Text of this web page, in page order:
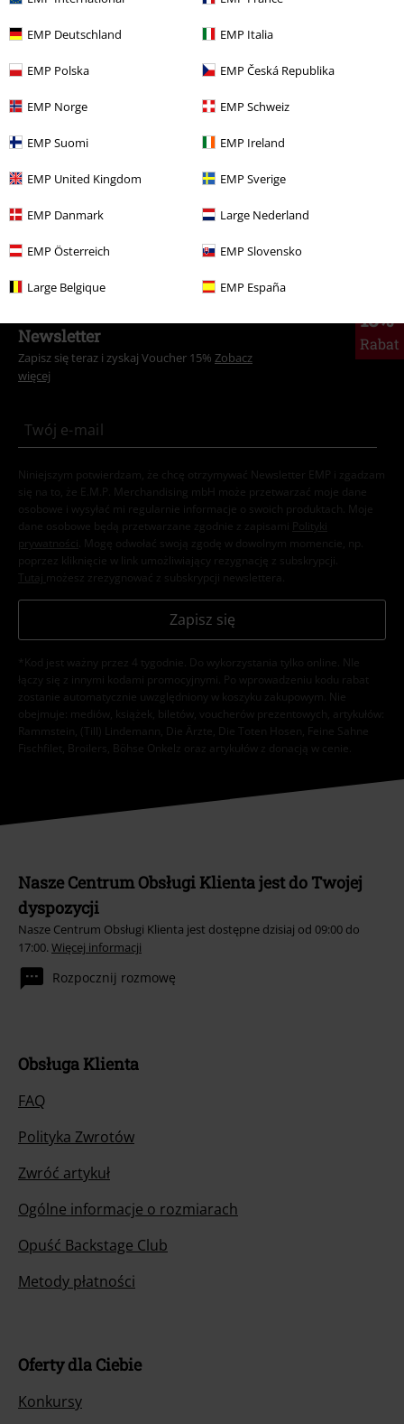
EMP Deutschland EMP Italia
EMP Polska EMP Česká Republika
EMP Norge EMP Schweiz
EMP Suomi EMP Ireland
EMP United Kingdom EMP Sverige
EMP Danmark Large Nederland
EMP Österreich EMP Slovensko
Large Belgique EMP España
15%
Rabat
Newsletter
Zapisz się teraz i zyskaj Voucher 15% Zobacz
więcej
Niniejszym potwierdzam, że chcę otrzymywać Newsletter EMP i zgadzam
się na to, że E.M.P. Merchandising mbH może przetwarzać moje dane
osobowe i wysyłać mi regularnie informacje o swoich produktach. Moje
dane osobowe będą przetwarzane zgodnie z zapisami
Polityki
prywatności . Mogę odwołać swoją zgodę w dowolnym momencie, np.
poprzez kliknięcie w link umożliwiający rezygnację z subskrypcji.
Tutaj możesz zrezygnować z subskrypcji newslettera.
Zapisz się
*Kod jest ważny przez 4 tygodnie. Do wykorzystania tylko online. NIe
łączy się z innymi kodami promocyjnymi. Po wprowadzeniu kodu rabat
zostanie automatycznie uwzględniony w koszyku zakupowym. Nie
obejmuje: mediów, książek, biletów, voucherów prezentowych, artykułów:
Rammstein, (Till) Lindemann, Die Ärzte, Die Toten Hosen, Feine Sahne
Fischfilet, Broilers, Böhse Onkelz oraz artykułów z donacją w cenie.
Nasze Centrum Obsługi Klienta jest do Twojej
dyspozycji
Nasze Centrum Obsługi Klienta jest dostępne dzisiaj od 09:00 do
17:00. Więcej informacji
Rozpocznij rozmowę
Obsługa Klienta
FAQ
Polityka Zwrotów
Zwróć artykuł
Ogólne informacje o rozmiarach
Opuść Backstage Club
Metody płatności
Oferty dla Ciebie
Konkursy